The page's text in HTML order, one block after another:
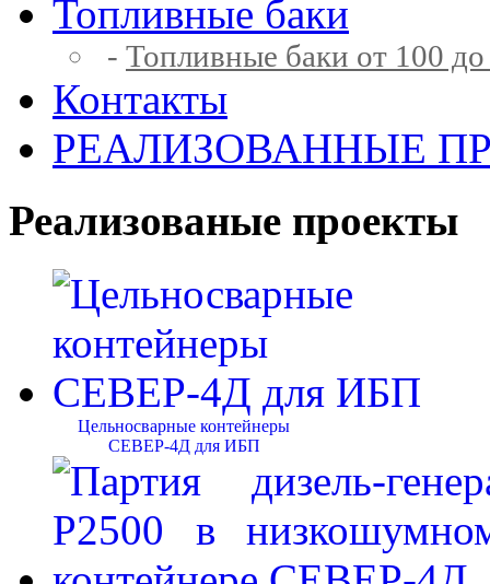
Топливные баки
- Топливные баки от 100
Контакты
РЕАЛИЗОВАННЫЕ
Реализованые проекты
Цельносварные контейнеры
СЕВЕР-4Д для ИБП